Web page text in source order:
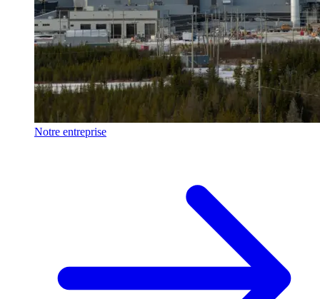
Notre entreprise